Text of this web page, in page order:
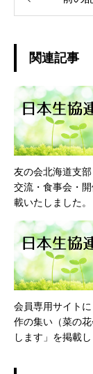
関連記事
友の会北海道支
交流・食事会・
載いたしました。
会員専用サイト
作の集い（菜の
します」を掲載し